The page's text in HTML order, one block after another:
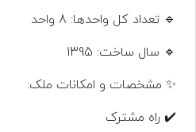
🔹 تعداد کل واحدها: 8 واحد
🔹 سال ساخت: 1395
✨ مشخصات و امکانات ملک:
✔️ راه مشترک